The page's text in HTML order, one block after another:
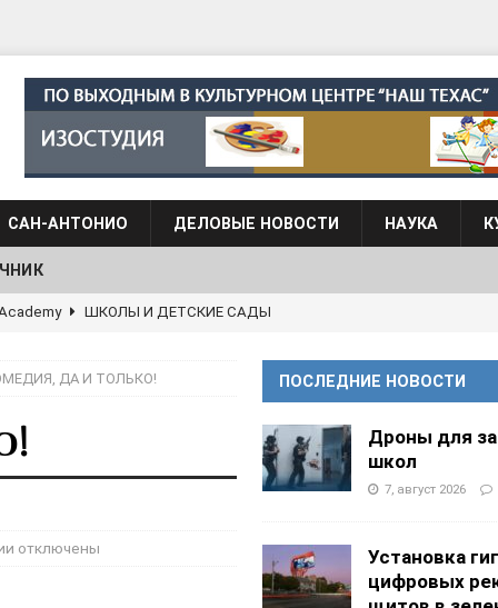
САН-АНТОНИО ДЕЛОВЫЕ НОВОСТИ НАУКА
ДЕКЛАРАЦИЙ ФИНАНСЫ И БУХГАЛТЕРСКИЙ УЧЕТ
при культурном центре “Наш Техас” ШКОЛЫ И
ДА И ТОЛЬКО!
отключены
ПОСЛЕДНИЕ НОВОСТИ
Дроны для
школ
7, август 2026
Установка
цифровых